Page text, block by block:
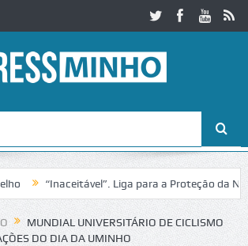
“Inaceitável”. Liga para a Proteção da
Igreja do Castelo de Cerveira
MUNDIAL UNIVERSITÁRIO DE CICLISMO
DO DIA DA UMINHO